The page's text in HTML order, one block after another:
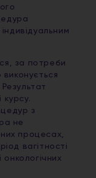
за потреби
виконується
з
не
процесах,
вагітності
онкологічних